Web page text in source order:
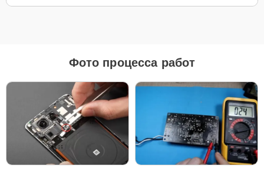
Рекомендации по выбору запчастей:
использовать на долгий срок, лучшим выбором
станут оригинальные запчасти, так как они
обеспечат полную совместимость и долгий срок
службы.
Если вы планируете обновить устройство в
ближайшее время, установка качественного
аналога позволит снизить затраты без ущерба
Фото процесса работ